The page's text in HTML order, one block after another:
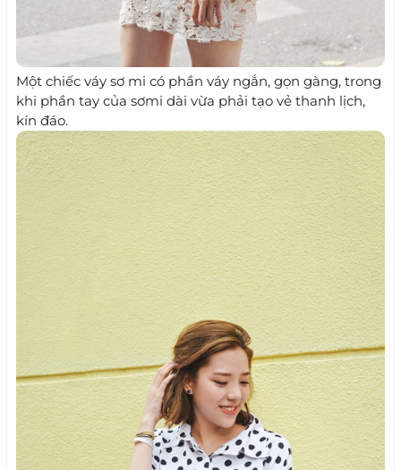
Một chiếc váy sơ mi có phần váy ngắn, gọn gàng, trong
khi phần tay của sơmi dài vừa phải tạo vẻ thanh lịch,
kín đáo.